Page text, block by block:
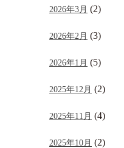
2026年3月 (2)
2026年2月 (3)
2026年1月 (5)
2025年12月 (2)
2025年11月 (4)
2025年10月 (2)